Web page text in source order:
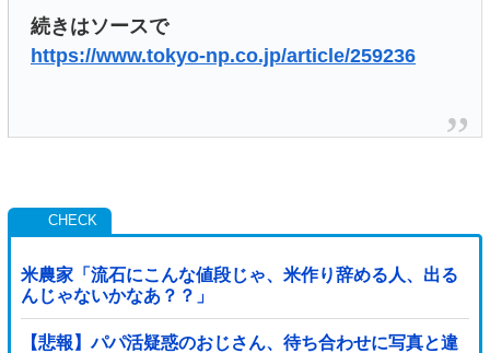
続きはソースで
https://www.tokyo-np.co.jp/article/259236
米農家「流石にこんな値段じゃ、米作り辞める人、出る
んじゃないかなあ？？」
【悲報】パパ活疑惑のおじさん、待ち合わせに写真と違